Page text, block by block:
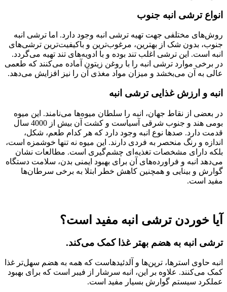
انواع ترشی انبه جنوب
روش‌های مختلفی جهت تهیه ترشی انبه وجود دارد. اما ترشی انبه
جنوب، بدون شک از بهترین، مرغوب‌ترین و باکیفیت‌ترین ترشی‌های
انبه است. این ترشی اغلب تند بوده و با ادویه‌های تند تهیه می‌گردد.
در برخی موارد ترشی انبه را با روغن زیتون آماده می‌کنند که طعمی
عالی به آن می‌بخشد و میزان مواد مغذی آن را نیز افزایش می‌دهد.
انبه و ارزش غذایی ترشی انبه
در بعضی از نقاط جهان، انبه را سلطان میوه‌ها می‌نامند. این میوه
بومی ‌هند و جنوب شرقی آسیاست و کشت آن بیش از 4000 سال
قدمت دارد. صدها نوع انبه وجود دارد که هر کدام طعم، شکل،
اندازه و رنگ منحصر به فردی دارند. این میوه نه تنها خوشمزه است،
بلکه دارای مشخصات تغذیه‌ای چشم‌گیری است. مطالعات نشان
می‌دهد انبه و فراورده‌های آن برای بهبود ایمنی بدن، سلامت دستگاه
گوارش و بینایی و همچنین کاهش خطر ابتلا به برخی سرطان‌ها
مفید است.
آیا خوردن ترشی انبه مفید است؟
ترشی انبه به هضم بهتر غذا کمک می‌کند.
انبه حاوی استرها، ترپن‌ها و آلدئیدهاست که همه به هضم سهل‌تر غذا
کمک می‌کنند. علاوه بر این، انبه سرشار از فیبر است که برای بهبود
عملکرد سیستم گوارش بسیار مفید است.